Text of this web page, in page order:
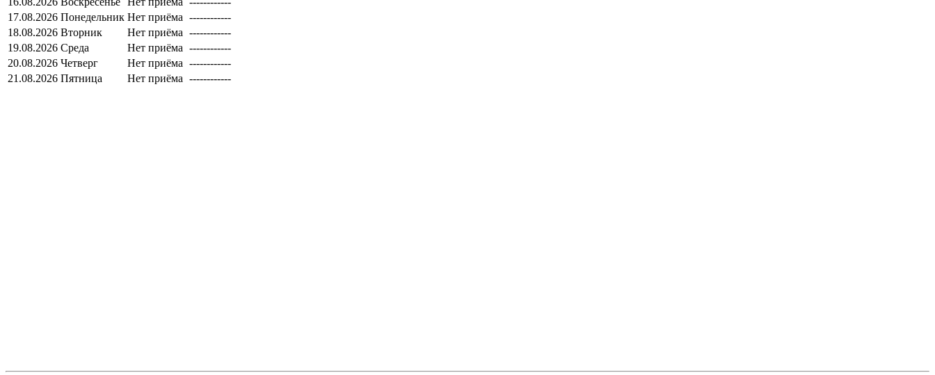
17.08.2026 Понедельник Нет приёма ------------
18.08.2026 Вторник Нет приёма ------------
19.08.2026 Среда Нет приёма ------------
20.08.2026 Четверг Нет приёма ------------
21.08.2026 Пятница Нет приёма ------------